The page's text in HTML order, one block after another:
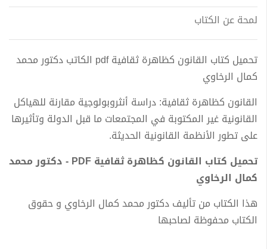
لمحة عن الكتاب
تحميل كتاب القانون كظاهرة ثقافية pdf الكاتب دكتور محمد
كمال الرخاوي
القانون كظاهرة ثقافية: دراسة أنثروبولوجية مقارنة للهياكل
القانونية غير المكتوبة في المجتمعات ما قبل الدولة وتأثيرها
على تطور الأنظمة القانونية الحديثة.
تحميل كتاب القانون كظاهرة ثقافية PDF - دكتور محمد
كمال الرخاوي
هذا الكتاب من تأليف دكتور محمد كمال الرخاوي و حقوق
الكتاب محفوظة لصاحبها